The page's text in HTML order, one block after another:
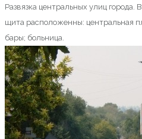
Развязка центральных улиц города.
щита расположенны: центральная
бары; больница.